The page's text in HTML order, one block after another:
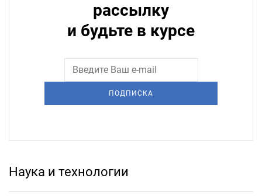
рассылку
и будьте в курсе
ПОДПИСКА
Наука и технологии